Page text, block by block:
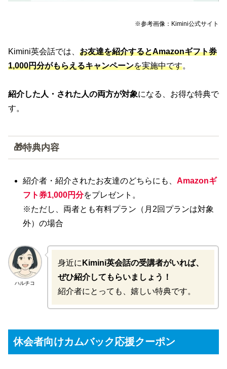
※参考画像：Kimini公式サイト
Kimini英会話では、 お友達を紹介するとAmazonギフト券
1,000円分がもらえるキャンペーンを実施中です。
紹介した人・された人の両方が対象になる、お得な特典で
す。
🎁特典内容
紹介者・紹介されたお友達のどちらにも、Amazonギ
フト券1,000円分をプレゼント。
※ただし、両者とも有料プラン（月2回プランは対象
外）の場合
ハルチコ
身近に Kimini英会話の受講者がいれば、
ぜひ紹介してもらいましょう！
紹介者にとっても、嬉しい特典です。
休会者向けカムバック応援クーポン